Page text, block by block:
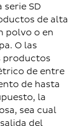
SD
de alta
polvo o en
O las
productos
de entre
de hasta
la
sea cual
del